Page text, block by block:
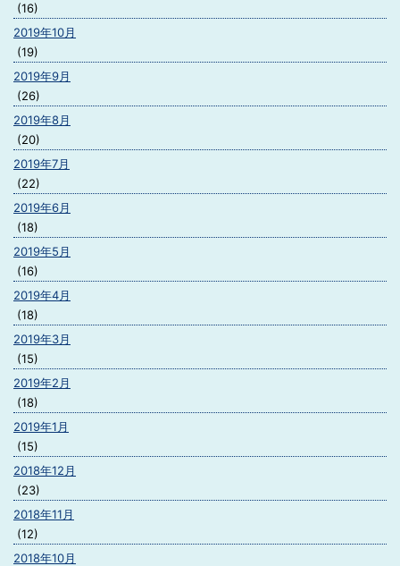
(16)
2019年10月
(19)
2019年9月
(26)
2019年8月
(20)
2019年7月
(22)
2019年6月
(18)
2019年5月
(16)
2019年4月
(18)
2019年3月
(15)
2019年2月
(18)
2019年1月
(15)
2018年12月
(23)
2018年11月
(12)
2018年10月